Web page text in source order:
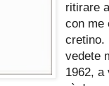
ritirare
con me
cretino.
vedete
1962, a